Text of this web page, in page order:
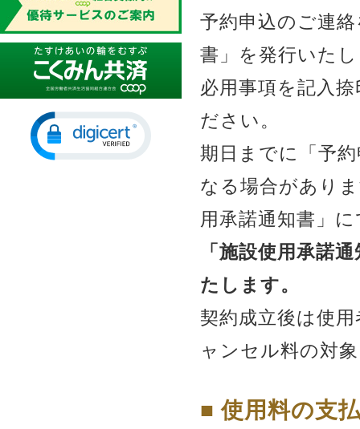
予約申込のご連
書」を発行いた
必用事項を記入
ださい。
期日までに「予
なる場合があり
用承諾通知書」
「施設使用承諾
たします。
契約成立後は使
ャンセル料の対
■ 使用料の支